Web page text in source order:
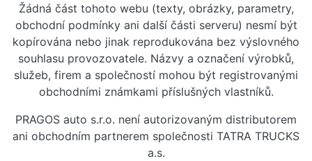
Žádná část tohoto webu (texty, obrázky, parametry,
obchodní podmínky ani další části serveru) nesmí být
kopírována nebo jinak reprodukována bez výslovného
souhlasu provozovatele. Názvy a označení výrobků,
služeb, firem a společností mohou být registrovanými
obchodními známkami příslušných vlastníků.
PRAGOS auto s.r.o. není autorizovaným distributorem
ani obchodním partnerem společnosti TATRA TRUCKS
a.s.